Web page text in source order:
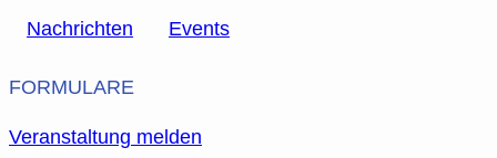
Nachrichten Events
FORMULARE
Veranstaltung melden